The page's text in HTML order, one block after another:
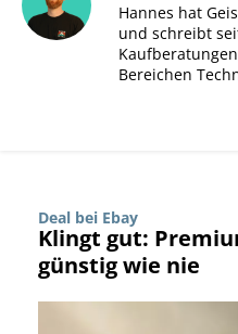
Hannes hat
und schreibt
Bereichen
Deal bei Ebay
Klingt gut:
günstig wie nie